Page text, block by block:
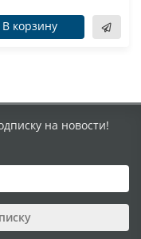
В корзину
на новости!